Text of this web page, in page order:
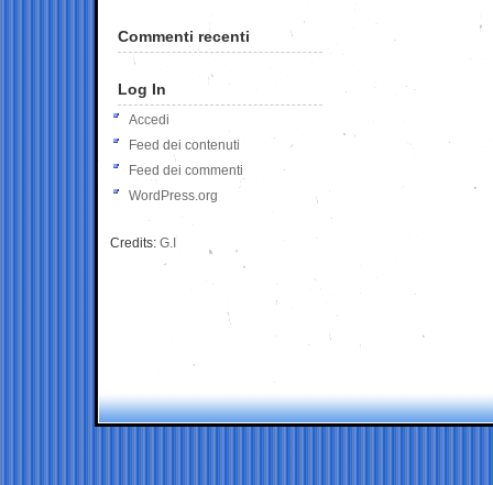
Commenti recenti
Log In
Accedi
Feed dei contenuti
Feed dei commenti
WordPress.org
Credits: G.I